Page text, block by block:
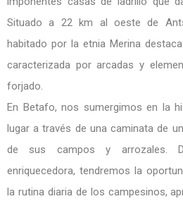
Situado a 22 km al oeste de
habitado por la etnia Merina
caracterizada por arcadas y
forjado.
En Betafo, nos sumergimos en la
lugar a través de una caminata de
de sus campos y arrozales.
enriquecedora, tendremos la
la rutina diaria de los campesinos,